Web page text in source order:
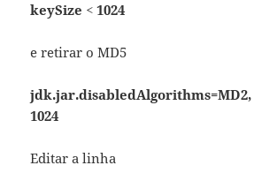
keySize < 1024
e retirar o MD5
jdk.jar.disabledAlgorithms=MD2,
1024
Editar a linha